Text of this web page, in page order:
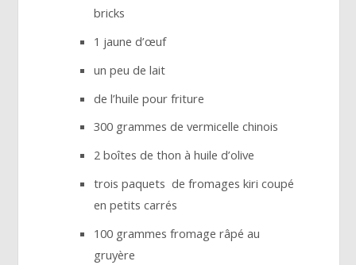
bricks
1 jaune d’œuf
un peu de lait
de l’huile pour friture
300 grammes de vermicelle chinois
2 boîtes de thon à huile d’olive
trois paquets de fromages kiri coupé
en petits carrés
100 grammes fromage râpé au
gruyère